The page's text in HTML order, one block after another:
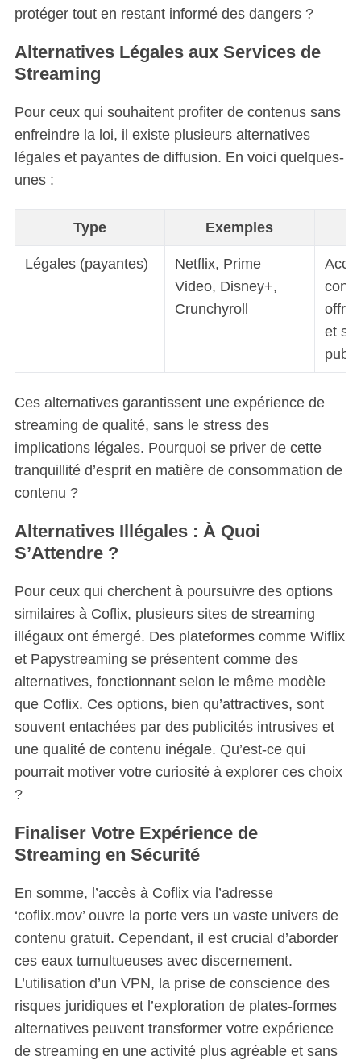
protéger tout en restant informé des dangers ?
Alternatives Légales aux Services de
Streaming
Pour ceux qui souhaitent profiter de contenus sans
enfreindre la loi, il existe plusieurs alternatives
légales et payantes de diffusion. En voici quelques-
unes :
Type Exemples
Légales (payantes)
Netflix, Prime
Video, Disney+,
Crunchyroll
et
Ces alternatives garantissent une expérience de
streaming de qualité, sans le stress des
implications légales. Pourquoi se priver de cette
tranquillité d’esprit en matière de consommation de
contenu ?
Alternatives Illégales : À Quoi
S’Attendre ?
Pour ceux qui cherchent à poursuivre des options
similaires à Coflix, plusieurs sites de streaming
illégaux ont émergé. Des plateformes comme Wiflix
et Papystreaming se présentent comme des
alternatives, fonctionnant selon le même modèle
que Coflix. Ces options, bien qu’attractives, sont
souvent entachées par des publicités intrusives et
une qualité de contenu inégale. Qu’est-ce qui
pourrait motiver votre curiosité à explorer ces choix
?
Finaliser Votre Expérience de
Streaming en Sécurité
En somme, l’accès à Coflix via l’adresse
‘coflix.mov’ ouvre la porte vers un vaste univers de
contenu gratuit. Cependant, il est crucial d’aborder
ces eaux tumultueuses avec discernement.
L’utilisation d’un VPN, la prise de conscience des
risques juridiques et l’exploration de plates-formes
alternatives peuvent transformer votre expérience
de streaming en une activité plus agréable et sans
S
r
c
: